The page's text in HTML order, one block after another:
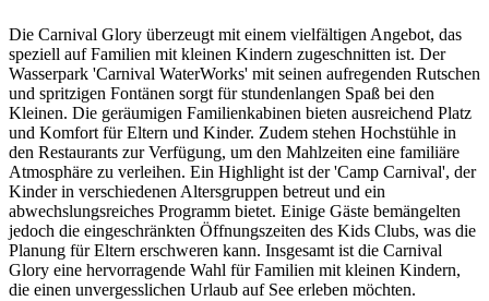
Die Carnival Glory überzeugt mit einem vielfältigen Angebot, das
speziell auf Familien mit kleinen Kindern zugeschnitten ist. Der
Wasserpark 'Carnival WaterWorks' mit seinen aufregenden Rutschen
und spritzigen Fontänen sorgt für stundenlangen Spaß bei den
Kleinen. Die geräumigen Familienkabinen bieten ausreichend Platz
und Komfort für Eltern und Kinder. Zudem stehen Hochstühle in
den Restaurants zur Verfügung, um den Mahlzeiten eine familiäre
Atmosphäre zu verleihen. Ein Highlight ist der 'Camp Carnival', der
Kinder in verschiedenen Altersgruppen betreut und ein
abwechslungsreiches Programm bietet. Einige Gäste bemängelten
jedoch die eingeschränkten Öffnungszeiten des Kids Clubs, was die
Planung für Eltern erschweren kann. Insgesamt ist die Carnival
Glory eine hervorragende Wahl für Familien mit kleinen Kindern,
die einen unvergesslichen Urlaub auf See erleben möchten.